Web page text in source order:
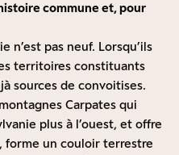
commune et, pour
n’est pas neuf. Lorsqu’ils
territoires constituants
sources de convoitises.
Carpates qui
plus à l’ouest, et offre
forme un couloir terrestre